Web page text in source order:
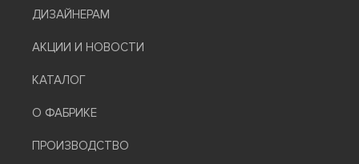
ДИЗАЙНЕРАМ
АКЦИИ И НОВОСТИ
КАТАЛОГ
О ФАБРИКЕ
ПРОИЗВОДСТВО